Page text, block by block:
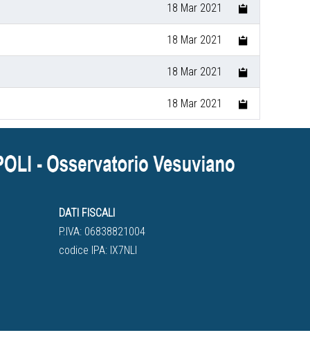
18 Mar 2021
18 Mar 2021
18 Mar 2021
18 Mar 2021
DATI FISCALI
P.IVA: 06838821004
codice IPA: IX7NLI